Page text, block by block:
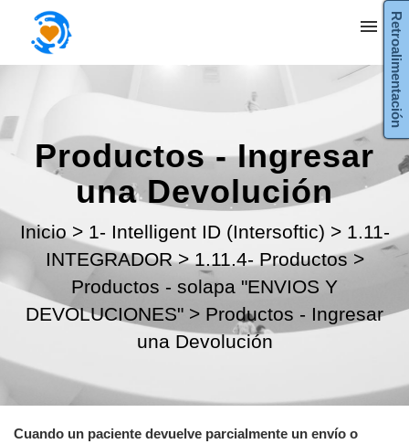
Entrada
Productos - Ingresar
una Devolución
Inicio > 1- Intelligent ID (Intersoftic) > 1.11-
INTEGRADOR > 1.11.4- Productos >
Productos - solapa "ENVIOS Y
DEVOLUCIONES" > Productos - Ingresar
una Devolución
Cuando un paciente devuelve parcialmente un envío o
Retroalimentación